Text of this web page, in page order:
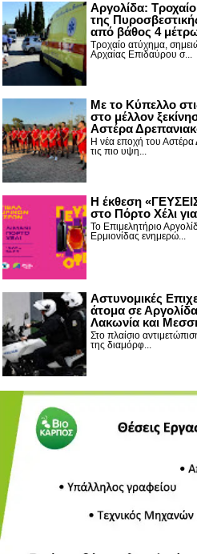
Αργολίδα:
της
από βάθος 4
Τροχαίο ατύχημα,
Αρχαίας Επιδαύρου σ...
Με το Κύπελλο
στο μέλλον
Αστέρα
Η νέα εποχή του Αστέρα
τις πιο υψη...
Η έκθεση
στο Πόρτο Χέλι
Το Επιμελητήριο
Ερμιονίδας ενημερώ...
Αστυνομικές
άτομα σε
Λακωνία και
Στο πλαίσιο
της διαμόρφ...